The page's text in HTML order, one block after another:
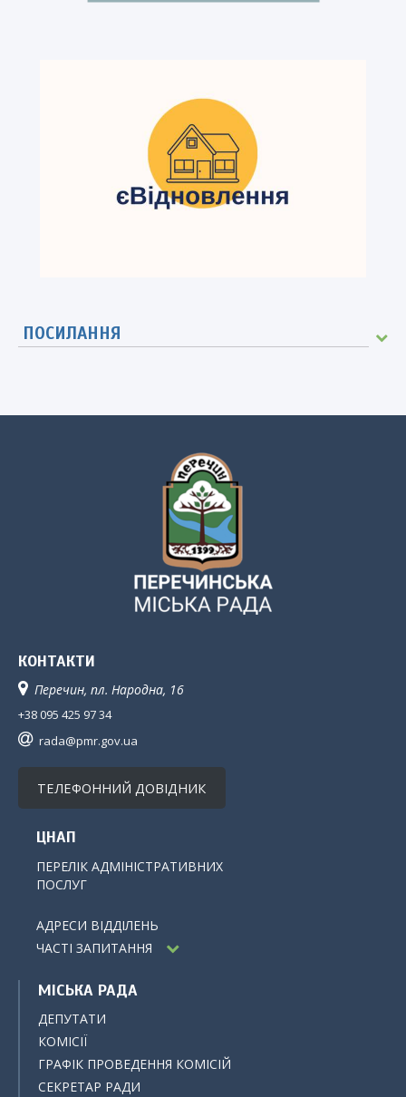
ПОСИЛАННЯ
КОНТАКТИ
Перечин, пл. Народна, 16
+38 095 425 97 34
rada@pmr.gov.ua
ТЕЛЕФОННИЙ ДОВІДНИК
ЦНАП
ПЕРЕЛІК АДМІНІСТРАТИВНИХ
ПОСЛУГ
АДРЕСИ ВІДДІЛЕНЬ
ЧАСТІ ЗАПИТАННЯ
МІСЬКА РАДА
ДЕПУТАТИ
КОМІСІЇ
ГРАФІК ПРОВЕДЕННЯ КОМІСІЙ
СЕКРЕТАР РАДИ